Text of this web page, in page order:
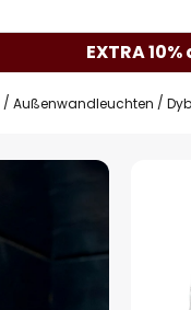
EXTRA
Außenwandleuchten